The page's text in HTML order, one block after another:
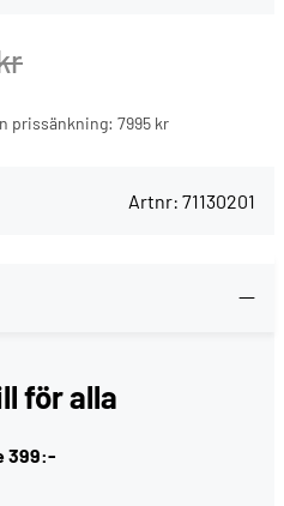
prissänkning: 7995 kr
Artnr: 71130201
för alla
399:-